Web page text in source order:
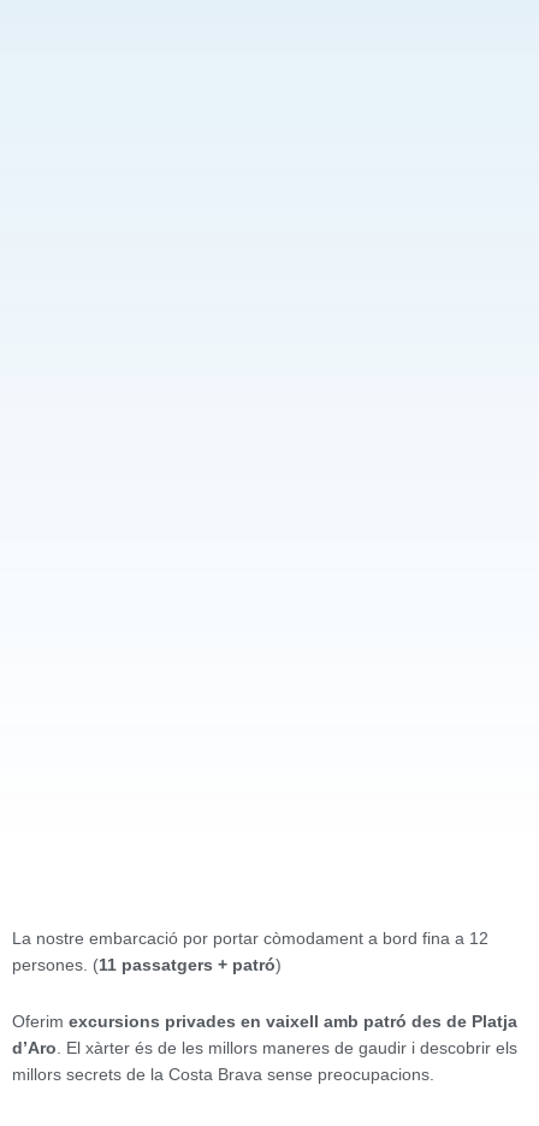
La nostre embarcació por portar còmodament a bord fina a 12
persones. (11 passatgers + patró)
Oferim excursions privades en vaixell amb patró des de Platja
d’Aro . El xàrter és de les millors maneres de gaudir i descobrir els
millors secrets de la Costa Brava sense preocupacions.